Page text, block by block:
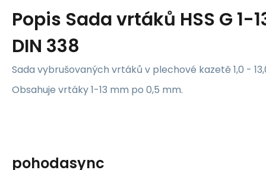
Popis Sada vrtáků HSS G 1-
DIN 338
Sada vybrušovaných vrtáků v plechové kazetě 1,0 -
Obsahuje vrtáky 1-13 mm po 0,5 mm.
pohodasync